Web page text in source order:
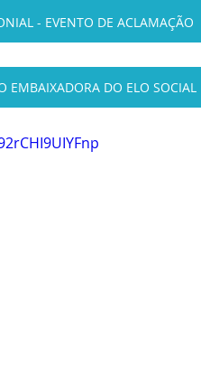
- EVENTO DE ACLAMAÇÃO
EMBAIXADORA DO ELO SOCIAL